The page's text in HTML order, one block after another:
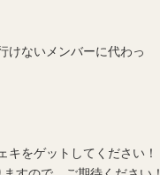
けないメンバーに代わっ
をゲットしてください！